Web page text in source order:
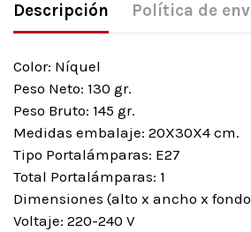
Descripción Política de
Color: Níquel
Peso Neto: 130 gr.
Peso Bruto: 145 gr.
Medidas embalaje: 20X30X4 cm.
Tipo Portalámparas: E27
Total Portalámparas: 1
Dimensiones (alto x ancho x
Voltaje: 220-240 V